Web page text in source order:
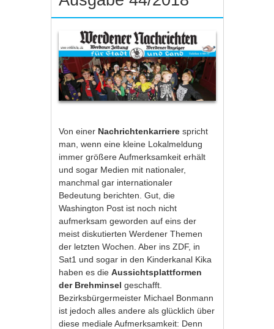
Von einer Nachrichtenkarriere spricht
man, wenn eine kleine Lokalmeldung
immer größere Aufmerksamkeit erhält
und sogar Medien mit nationaler,
manchmal gar internationaler
Bedeutung berichten. Gut, die
Washington Post ist noch nicht
aufmerksam geworden auf eins der
meist diskutierten Werdener Themen
der letzten Wochen. Aber ins ZDF, in
Sat1 und sogar in den Kinderkanal Kika
haben es dieAussichtsplattformen
der Brehminsel geschafft.
Bezirksbürgermeister Michael Bonmann
ist jedoch alles andere als glücklich über
diese mediale Aufmerksamkeit: Denn